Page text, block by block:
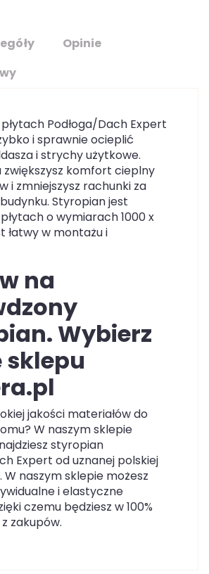
Opinie
Podłoga/Dach Expert
i sprawnie ocieplić
i strychy użytkowe.
zwiększysz komfort cieplny
i zmniejszysz rachunki za
Styropian jest
o wymiarach 1000 x
łatwy w montażu i
na
Wybierz
sklepu
jakości materiałów do
W naszym sklepie
styropian
Expert od uznanej polskiej
naszym sklepie możesz
i elastyczne
czemu będziesz w 100%
zakupów.